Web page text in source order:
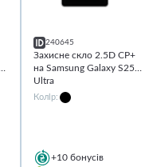
240645
Захисне скло 2.5D CP+
на Samsung Galaxy S25
Ultra
Колір:
+10 бонусів